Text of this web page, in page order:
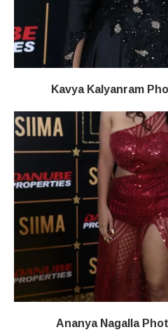
Kavya Kalyanram
Ananya Nagalla